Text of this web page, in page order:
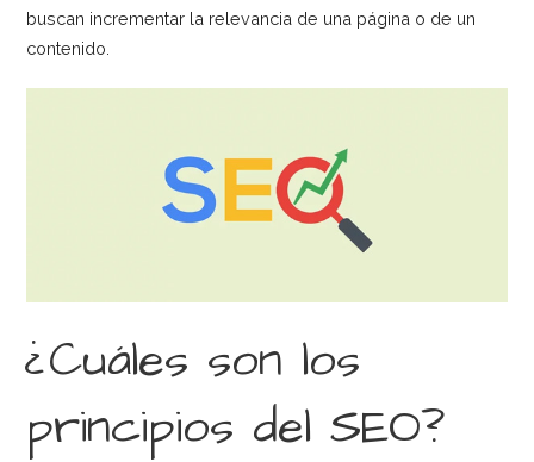
buscan incrementar la relevancia de una página o de un
contenido.
¿Cuáles son los
principios del SEO?